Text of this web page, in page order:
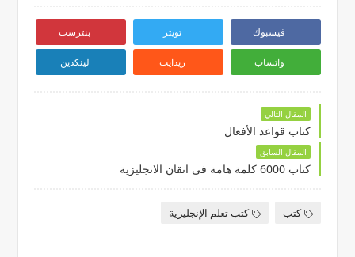
فيسبوك تويتر بنترست
واتساب ريدايت لينكدين
المقال التالي
كتاب قواعد الأفعال
المقال السابق
كتاب 6000 كلمة هامة فى اتقان الانجليزية
كتب كتب تعلم الإنجليزية